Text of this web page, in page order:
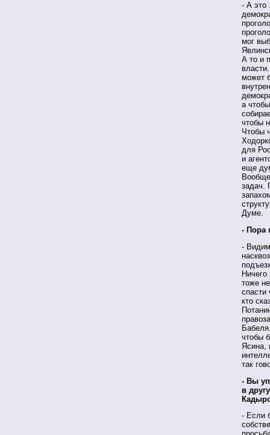
- А это
мог
А то и
может
а
чтобы
Чтобы
для
и
еще
задач.
Думе.
- Пора
-
тоже
спасти
кто
чтобы
Ясина,
так
- Вы
в
- Если